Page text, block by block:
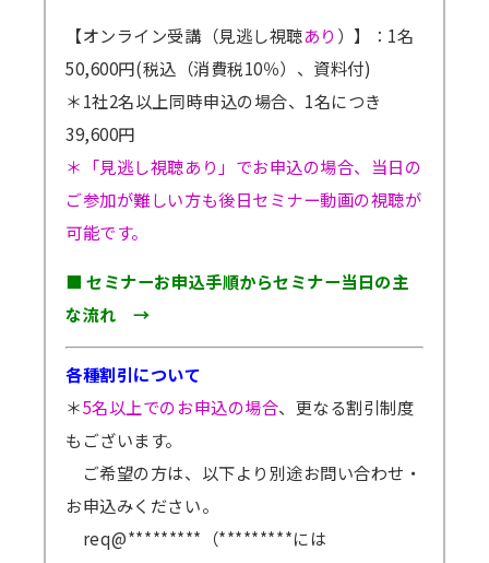
【オンライン受講（見逃し視聴あり ）】：1名
50,600円(税込（消費税10％）、資料付)
＊1社2名以上同時申込の場合、1名につき
39,600円
＊「見逃し視聴あり」でお申込の場合、当日の
ご参加が難しい方も後日セミナー動画の視聴が
可能です。
■ セミナーお申込手順からセミナー当日の主
な流れ →
各種割引について
＊5名以上でのお申込の場合、更なる割引制度
もございます。
ご希望の方は、以下より別途お問い合わせ・
お申込みください。
req@*********（*********には